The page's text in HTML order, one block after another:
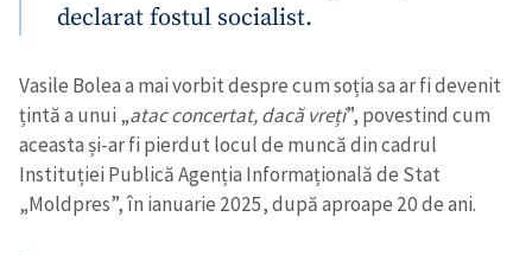
declarat fostul socialist.
Vasile Bolea a mai vorbit despre cum soția sa ar fi devenit
țintă a unui „atac concertat, dacă vreți”, povestind cum
aceasta și-ar fi pierdut locul de muncă din cadrul
Instituției Publică Agenția Informațională de Stat
„Moldpres”, în ianuarie 2025, după aproape 20 de ani.